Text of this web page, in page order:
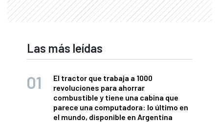
Las más leídas
El tractor que trabaja a 1000
revoluciones para ahorrar
combustible y tiene una cabina que
parece una computadora: lo último en
el mundo, disponible en Argentina